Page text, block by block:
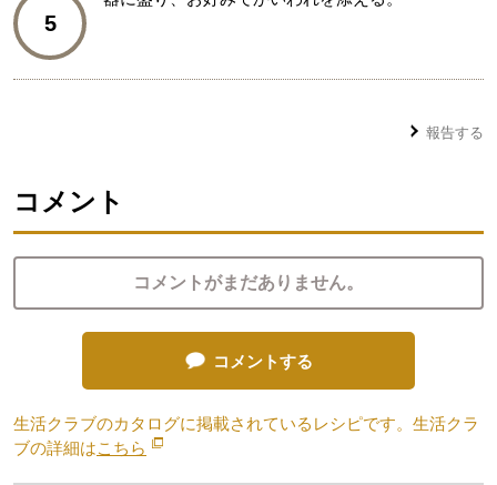
5
報告する
コメント
コメントがまだありません。
コメントする
生活クラブのカタログに掲載されているレシピです。生活クラ
ブの詳細はこちら 別のウィンドウで開きます。